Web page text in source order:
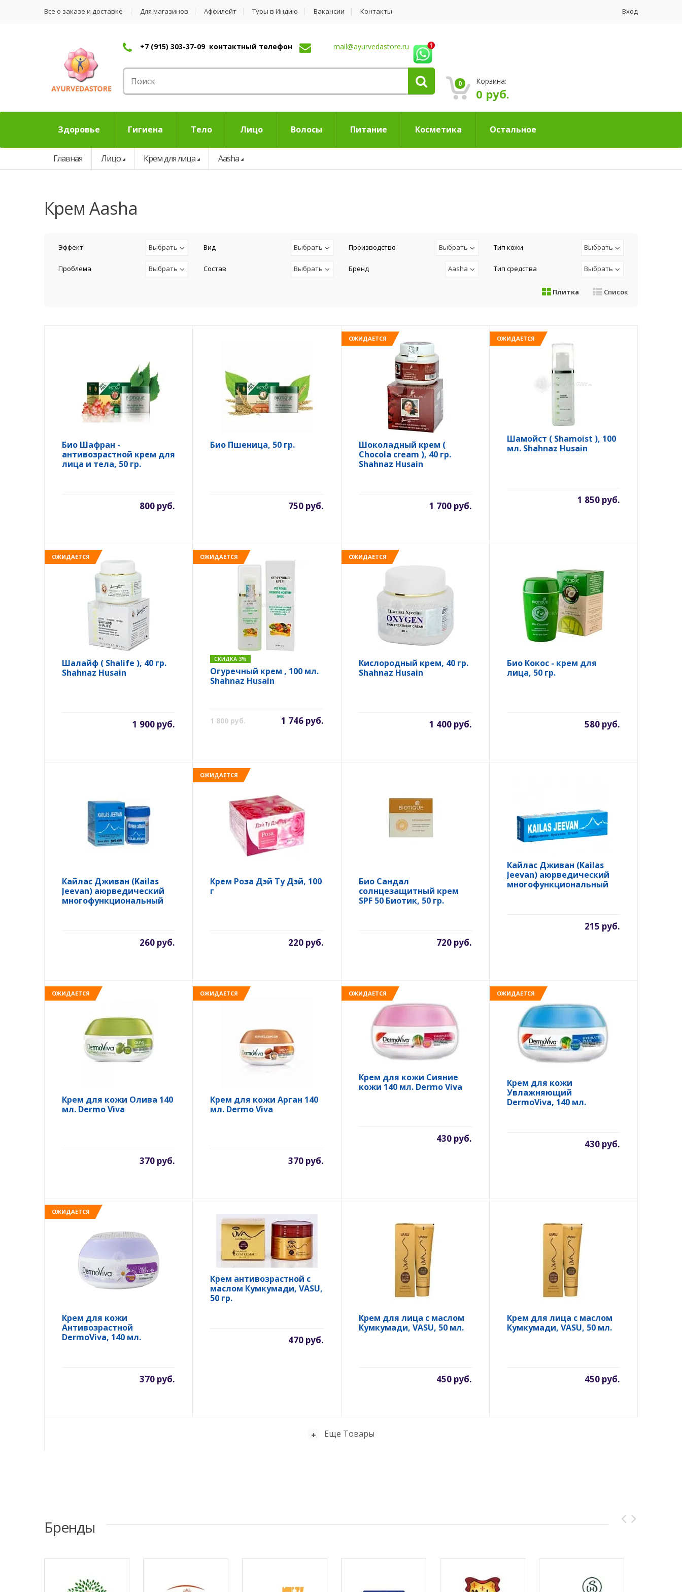
Все о заказе и доставке Для магазинов Аффилейт Туры в Индию Вакансии Контакты Вход
+7 (915) 303-37-09 контактный телефон mail@ayurvedastore.ru
0 Корзина:
0 руб.
Здоровье Гигиена Тело Лицо Волосы Питание Косметика Остальное
Главная Лицо Крем для лица Aasha
крем Aasha
Эффект Выбрать Вид Выбрать Производство Выбрать Тип кожи Выбрать
Проблема Выбрать Состав Выбрать Бренд Aasha Тип средства Выбрать
Плитка Список
Био Шафран -
антивозрастной крем для
лица и тела, 50 гр.
800 руб.
Био Пшеница, 50 гр.
750 руб.
ОЖИДАЕТСЯ
Шоколадный крем (
Chocola cream ), 40 гр.
Shahnaz Husain
1 700 руб.
ОЖИДАЕТСЯ
Шамойст ( Shamoist ), 100
мл. Shahnaz Husain
1 850 руб.
ОЖИДАЕТСЯ
Шалайф ( Shalife ), 40 гр.
Shahnaz Husain
1 900 руб.
ОЖИДАЕТСЯ
СКИДКА 3%
Огуречный крем , 100 мл.
Shahnaz Husain
1 800 руб. 1 746 руб.
ОЖИДАЕТСЯ
Кислородный крем, 40 гр.
Shahnaz Husain
1 400 руб.
Био Кокос - крем для
лица, 50 гр.
580 руб.
Кайлас Дживан (Kailas
Jeevan) аюрведический
многофункциональный
260 руб.
ОЖИДАЕТСЯ
Крем Роза Дэй Ту Дэй, 100
г
220 руб.
Био Сандал
солнцезащитный крем
SPF 50 Биотик, 50 гр.
720 руб.
Кайлас Дживан (Kailas
Jeevan) аюрведический
многофункциональный
215 руб.
ОЖИДАЕТСЯ
Крем для кожи Олива 140
мл. Dermo Viva
370 руб.
ОЖИДАЕТСЯ
Крем для кожи Арган 140
мл. Dermo Viva
370 руб.
ОЖИДАЕТСЯ
Крем для кожи Сияние
кожи 140 мл. Dermo Viva
430 руб.
ОЖИДАЕТСЯ
Крем для кожи
Увлажняющий
DermoViva, 140 мл.
430 руб.
ОЖИДАЕТСЯ
Крем для кожи
Антивозрастной
DermoViva, 140 мл.
370 руб.
Крем антивозрастной с
маслом Кумкумади, VASU,
50 гр.
470 руб.
Крем для лица с маслом
Кумкумади, VASU, 50 мл.
450 руб.
Крем для лица с маслом
Кумкумади, VASU, 50 мл.
450 руб.
Еще Товары
Бренды